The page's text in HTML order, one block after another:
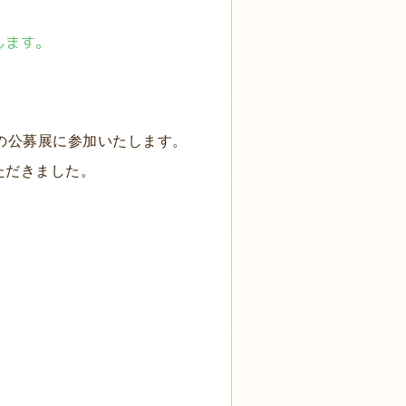
す。
募展に参加いたします。
きました。